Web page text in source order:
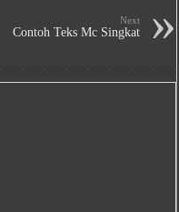
Next
Contoh Teks Mc Singkat